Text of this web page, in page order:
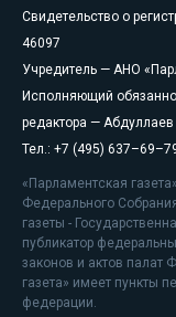
Свидетельство о
46097
Учредитель — АНО
Исполняющий
редактора —
Тел.: +7 (495)
«Парламентская
Федерального
газеты -
публикатор
законов и актов палат
газета» имеет пункты
федерации.